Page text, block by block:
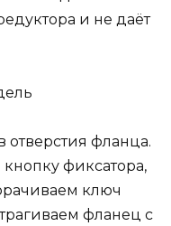
и не даёт
фланца.
фиксатора,
ключ
фланец с